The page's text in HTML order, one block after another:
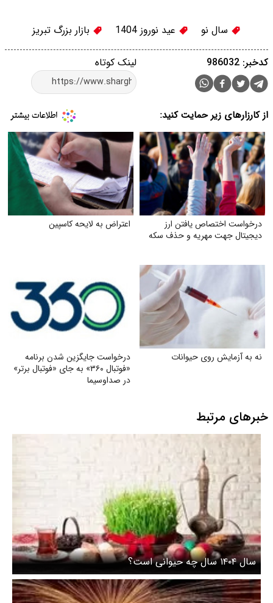
سال نو عید نوروز 1404 بازار بزرگ تبریز
لینک کوتاه کدخبر: 986032
از کارزارهای زیر حمایت کنید:
درخواست اختصاص یافتن ارز
دیجیتال جهت مهریه و حذف سکه
اعتراض به لایحه کاسپین
نه به آزمایش روی حیوانات
درخواست جایگزین شدن برنامه
«فوتبال ۳۶۰» به جای «فوتبال برتر»
در صداوسیما
خبرهای مرتبط
سال ۱۴۰۴ سال چه حیوانی است؟‌